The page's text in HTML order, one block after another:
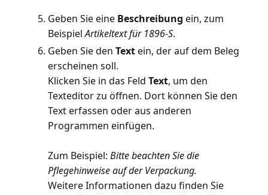
Geben Sie eine Beschreibung ein, zum
BeispielArtikeltext für 1896-S.
Geben Sie den Textein, der auf dem Beleg
erscheinen soll.
Klicken Sie in das Feld Text, um den
Texteditor zu öffnen. Dort können Sie den
Text erfassen oder aus anderen
Programmen einfügen.
Zum Beispiel: Bitte beachten Sie die
Pflegehinweise auf der Verpackung.
Weitere Informationen dazu finden Sie